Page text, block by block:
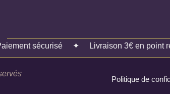
sécurisé ✦ Livraison 3€ en point
Politique de